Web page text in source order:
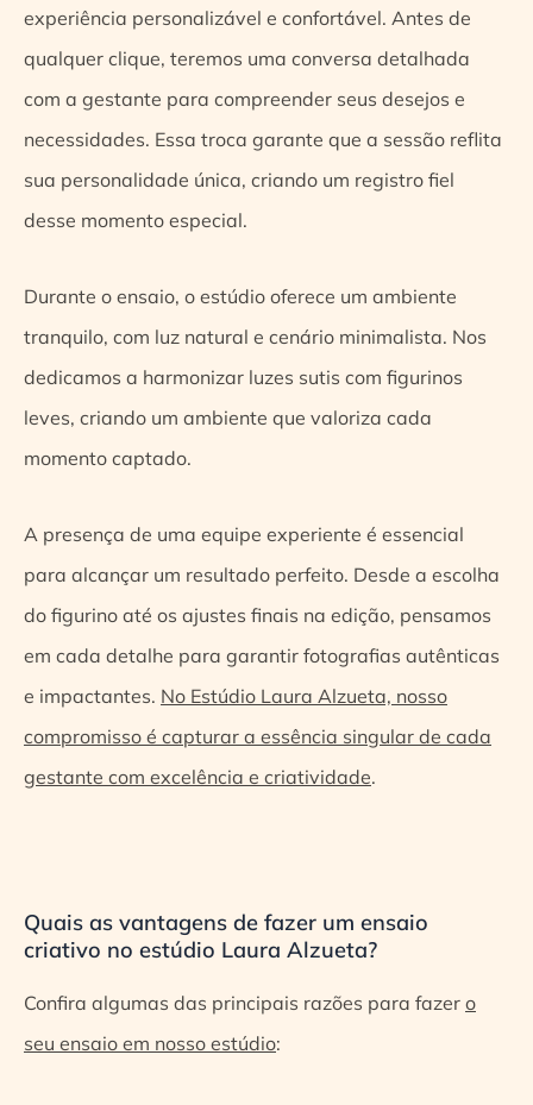
experiência personalizável e confortável. Antes de
qualquer clique, teremos uma conversa detalhada
com a gestante para compreender seus desejos e
necessidades. Essa troca garante que a sessão reflita
sua personalidade única, criando um registro fiel
desse momento especial.
Durante o ensaio, o estúdio oferece um ambiente
tranquilo, com luz natural e cenário minimalista. Nos
dedicamos a harmonizar luzes sutis com figurinos
leves, criando um ambiente que valoriza cada
momento captado.
A presença de uma equipe experiente é essencial
para alcançar um resultado perfeito. Desde a escolha
do figurino até os ajustes finais na edição, pensamos
em cada detalhe para garantir fotografias autênticas
e impactantes. No Estúdio Laura Alzueta, nosso
compromisso é capturar a essência singular de cada
gestante com excelência e criatividade.
Quais as vantagens de fazer um ensaio
criativo no estúdio Laura Alzueta?
Confira algumas das principais razões para fazer o
seu ensaio em nosso estúdio: